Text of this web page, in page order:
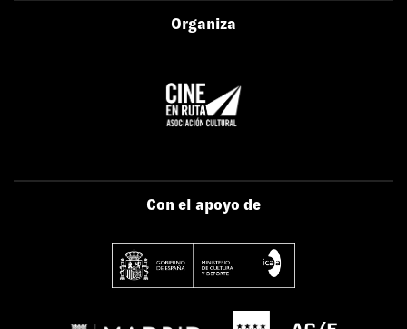
Organiza
Con el apoyo de